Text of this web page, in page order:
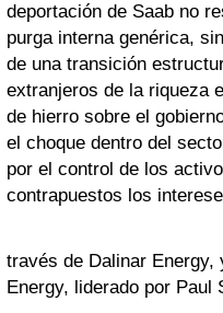
deportación de Saab no
purga interna genérica,
de una transición
extranjeros de la riqueza
de hierro sobre el
el choque dentro del
por el control de los
contrapuestos los
través de Dalinar Energy,
Energy, liderado por Paul